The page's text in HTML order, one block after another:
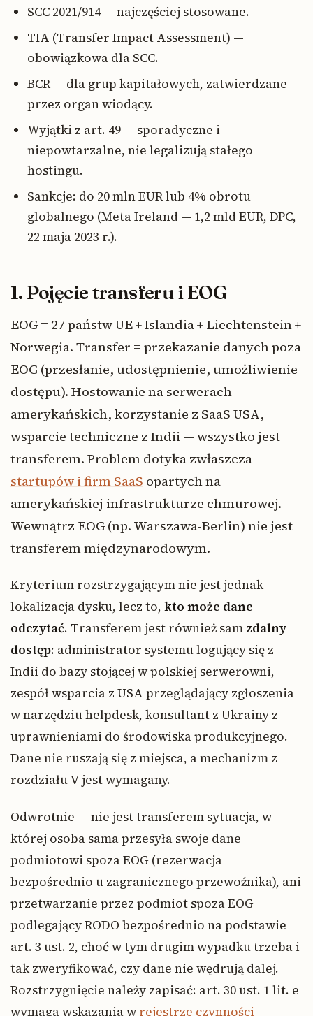
SCC 2021/914 — najczęściej stosowane.
TIA (Transfer Impact Assessment) —
obowiązkowa dla SCC.
BCR — dla grup kapitałowych, zatwierdzane
przez organ wiodący.
Wyjątki z art. 49 — sporadyczne i
niepowtarzalne, nie legalizują stałego
hostingu.
Sankcje: do 20 mln EUR lub 4% obrotu
globalnego (Meta Ireland — 1,2 mld EUR, DPC,
22 maja 2023 r.).
1. Pojęcie transferu i EOG
EOG = 27 państw UE + Islandia + Liechtenstein +
Norwegia. Transfer = przekazanie danych poza
EOG (przesłanie, udostępnienie, umożliwienie
dostępu). Hostowanie na serwerach
amerykańskich, korzystanie z SaaS USA,
wsparcie techniczne z Indii — wszystko jest
transferem. Problem dotyka zwłaszcza
startupów i firm SaaS opartych na
amerykańskiej infrastrukturze chmurowej.
Wewnątrz EOG (np. Warszawa-Berlin) nie jest
transferem międzynarodowym.
Kryterium rozstrzygającym nie jest jednak
lokalizacja dysku, lecz to, kto może dane
odczytać. Transferem jest również sam zdalny
dostęp: administrator systemu logujący się z
Indii do bazy stojącej w polskiej serwerowni,
zespół wsparcia z USA przeglądający zgłoszenia
w narzędziu helpdesk, konsultant z Ukrainy z
uprawnieniami do środowiska produkcyjnego.
Dane nie ruszają się z miejsca, a mechanizm z
rozdziału V jest wymagany.
Odwrotnie — nie jest transferem sytuacja, w
której osoba sama przesyła swoje dane
podmiotowi spoza EOG (rezerwacja
bezpośrednio u zagranicznego przewoźnika), ani
przetwarzanie przez podmiot spoza EOG
podlegający RODO bezpośrednio na podstawie
art. 3 ust. 2, choć w tym drugim wypadku trzeba i
tak zweryfikować, czy dane nie wędrują dalej.
Rozstrzygnięcie należy zapisać: art. 30 ust. 1 lit. e
wymaga wskazania w rejestrze czynności